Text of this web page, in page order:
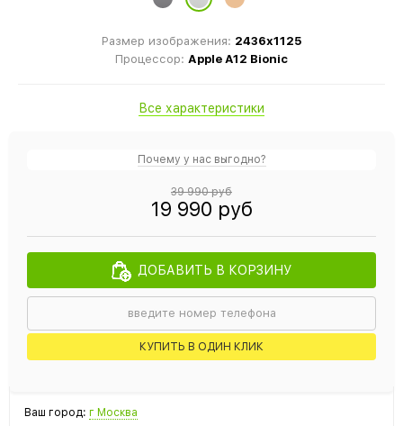
Размер изображения: 2436x1125
Процессор: Apple A12 Bionic
Все характеристики
Почему у нас выгодно?
39 990 руб
19 990 руб
ДОБАВИТЬ В КОРЗИНУ
КУПИТЬ В ОДИН КЛИК
Ваш город: г Москва